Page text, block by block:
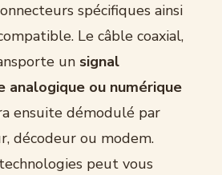
spécifiques ainsi
Le câble coaxial,
un signal
analogique ou numérique
ensuite démodulé par
décodeur ou modem.
peut vous